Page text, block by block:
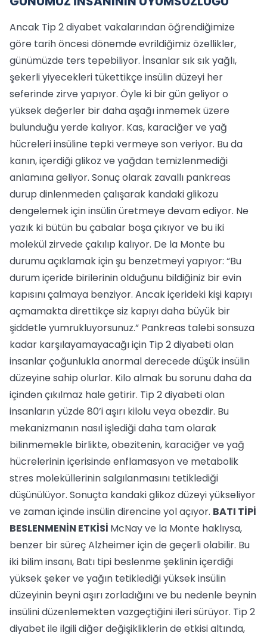
Ancak Tip 2 diyabet vakalarından öğrendiğimize
göre tarih öncesi dönemde evrildiğimiz özellikler,
günümüzde ters tepebiliyor. İnsanlar sık sık yağlı,
şekerli yiyecekleri tükettikçe insülin düzeyi her
seferinde zirve yapıyor. Öyle ki bir gün geliyor o
yüksek değerler bir daha aşağı inmemek üzere
bulunduğu yerde kalıyor. Kas, karaciğer ve yağ
hücreleri insüline tepki vermeye son veriyor. Bu da
kanın, içerdiği glikoz ve yağdan temizlenmediği
anlamına geliyor. Sonuç olarak zavallı pankreas
durup dinlenmeden çalışarak kandaki glikozu
dengelemek için insülin üretmeye devam ediyor. Ne
yazık ki bütün bu çabalar boşa çıkıyor ve bu iki
molekül zirvede çakılıp kalıyor. De la Monte bu
durumu açıklamak için şu benzetmeyi yapıyor: “Bu
durum içeride birilerinin olduğunu bildiğiniz bir evin
kapısını çalmaya benziyor. Ancak içerideki kişi kapıyı
açmamakta direttikçe siz kapıyı daha büyük bir
şiddetle yumrukluyorsunuz.” Pankreas talebi sonsuza
kadar karşılayamayacağı için Tip 2 diyabeti olan
insanlar çoğunlukla anormal derecede düşük insülin
düzeyine sahip olurlar. Kilo almak bu sorunu daha da
içinden çıkılmaz hale getirir. Tip 2 diyabeti olan
insanların yüzde 80’i aşırı kilolu veya obezdir. Bu
mekanizmanın nasıl işlediği daha tam olarak
bilinmemekle birlikte, obezitenin, karaciğer ve yağ
hücrelerinin içerisinde enflamasyon ve metabolik
stres moleküllerinin salgılanmasını tetiklediği
düşünülüyor. Sonuçta kandaki glikoz düzeyi yükseliyor
ve zaman içinde insülin direncine yol açıyor. BATI TİPİ
BESLENMENİN ETKİSİ McNay ve la Monte haklıysa,
benzer bir süreç Alzheimer için de geçerli olabilir. Bu
iki bilim insanı, Batı tipi beslenme şeklinin içerdiği
yüksek şeker ve yağın tetiklediği yüksek insülin
düzeyinin beyni aşırı zorladığını ve bu nedenle beynin
insülini düzenlemekten vazgeçtiğini ileri sürüyor. Tip 2
diyabet ile ilgili diğer değişikliklerin de etkisi altında,